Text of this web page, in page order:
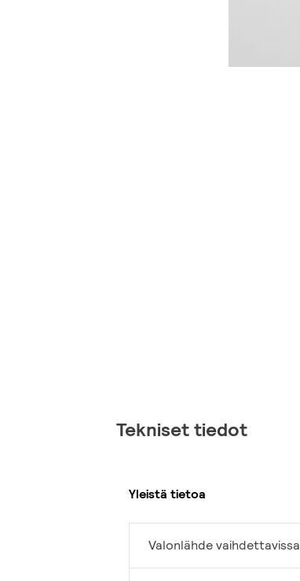
Tekniset tiedot
Yleistä tietoa
Valonlähde vaihdettavissa